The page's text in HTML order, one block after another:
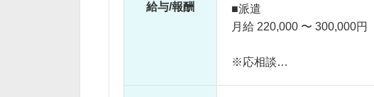
・本番中の配信オペレーシ
視、切り替え）
・配信トラブル時の一次対応
・撮影補助業務（ENGカ
給与/報酬
■派遣
月給 220,000 〜 300,000円
※応相談